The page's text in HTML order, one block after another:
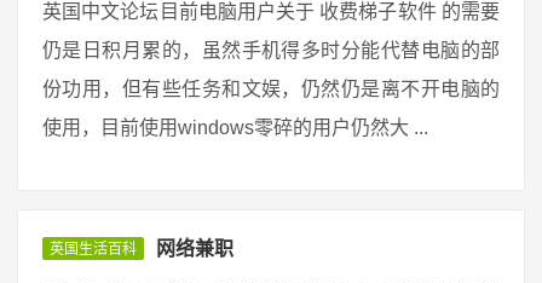
英国中文论坛目前电脑用户关于 收费梯子软件 的需要
仍是日积月累的，虽然手机得多时分能代替电脑的部
份功用，但有些任务和文娱，仍然仍是离不开电脑的
使用，目前使用windows零碎的用户仍然大 ...
英国生活百科 网络兼职